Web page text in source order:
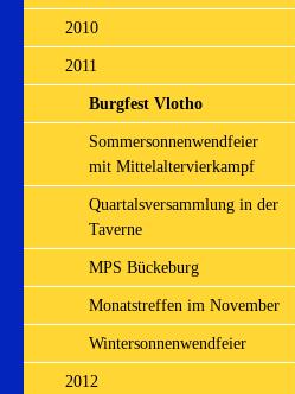
2010
2011
Burgfest Vlotho
Sommersonnenwendfeier
mit Mittelaltervierkampf
Quartalsversammlung in der
Taverne
MPS Bückeburg
Monatstreffen im November
Wintersonnenwendfeier
2012